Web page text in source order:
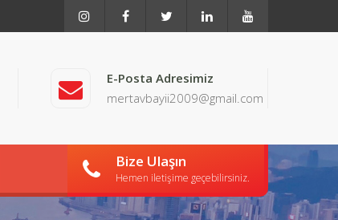
E-Posta Adresimiz
mertavbayii2009@gmail.com
Bize Ulaşın
Hemen iletişime geçebilirsiniz.